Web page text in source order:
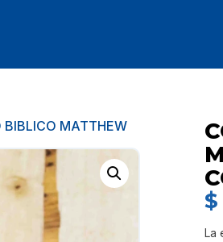
BIBLICO MATTHEW
$
La